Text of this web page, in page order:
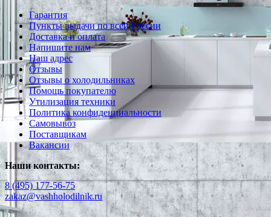
Гарантия
Пункты выдачи по всей России
Доставка и оплата
Напишите нам
Наш адрес
Отзывы
Отзывы о холодильниках
Помощь покупателю
Утилизация техники
Политика конфиденциальности
Самовывоз
Поставщикам
Вакансии
Наши контакты:
8 (495) 177-56-75
zakaz@vashholodilnik.ru